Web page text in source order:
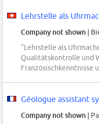
Lehrstelle als
Company not shown |
“Lehrstelle als
Qualitätskontrolle und
Französischkenntnisse
Géologue assistant
Company not shown |